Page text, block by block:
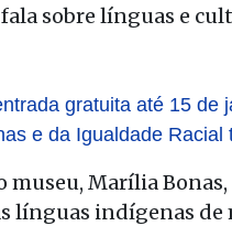
fala sobre línguas e
gratuita até 15 de
e da Igualdade Racial
Marília
línguas indígenas